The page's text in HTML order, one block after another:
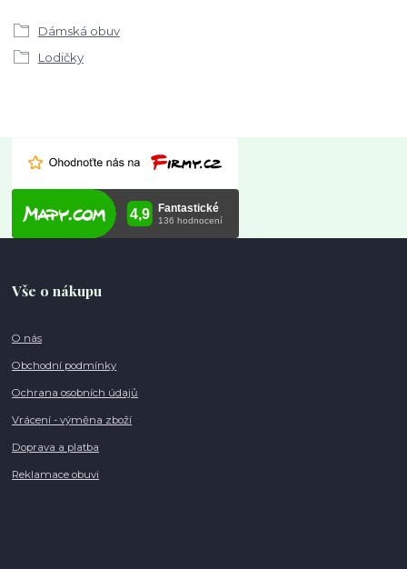
Dámská obuv
Lodičky
Vše o nákupu
O nás
Obchodní podmínky
Ochrana osobních údajů
Vrácení - výměna zboží
Doprava a platba
Reklamace obuvi